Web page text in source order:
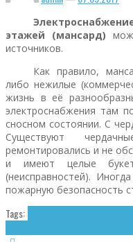
этажей (мансард)
источников.
Как правило,
либо нежилые
жизнь в её
электроснабжения там
сносном состоянии. С
Существуют
ремонтировались и не
и имеют целые
(неисправностей).
пожарную безопасность
Tags: